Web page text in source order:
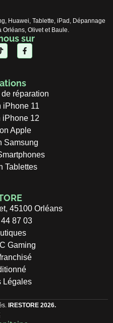
Huawei, Tablette, iPad, Dépannage
Olivet et Baule.
sur
réparation
iPhone 11
iPhone 12
Apple
Samsung
Tablettes
45100 Orléans
87 03
Gaming
Légales
IRESTORE 2026.